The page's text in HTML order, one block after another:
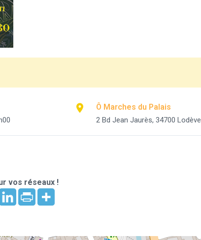
Ô Marches du Palais
2 Bd Jean Jaurès, 34700 Lodève
vos réseaux !